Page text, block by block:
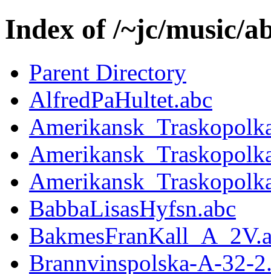
Index of /~jc/music/
Parent Directory
AlfredPaHultet.abc
BabbaLisasHyfsn.abc
Brannvinspolska-A-32-